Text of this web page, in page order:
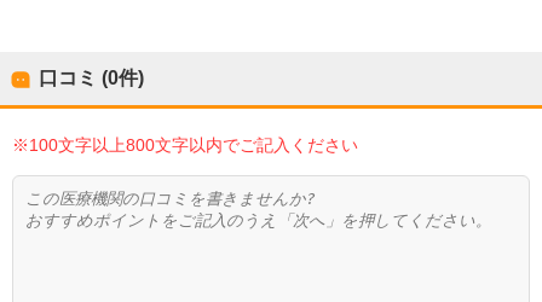
口コミ (0件)
※100文字以上800文字以内でご記入ください